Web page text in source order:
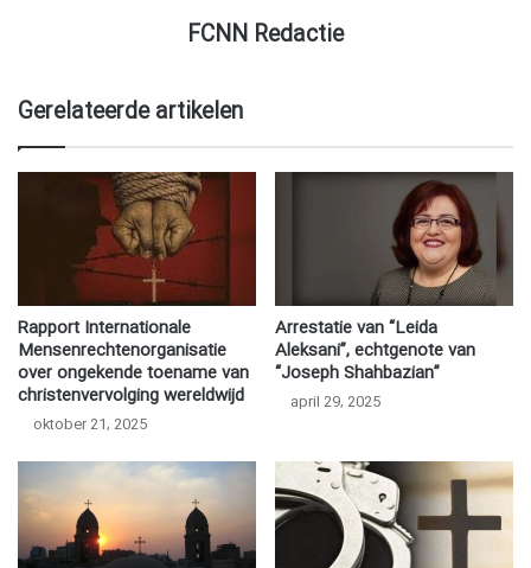
FCNN Redactie
Gerelateerde artikelen
Rapport Internationale
Mensenrechtenorganisatie
over ongekende toename van
christenvervolging wereldwijd
oktober 21, 2025
Arrestatie van “Leida
Aleksani”, echtgenote van
“Joseph Shahbazian”
april 29, 2025